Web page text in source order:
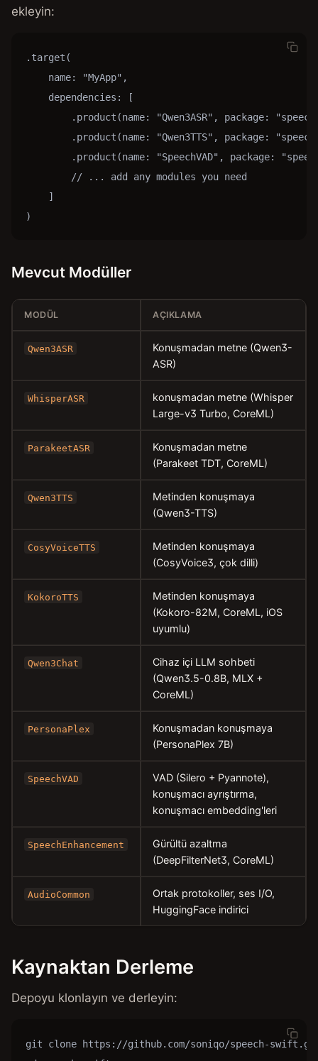
ekleyin:
.target(
    name: "MyApp",
    dependencies: [
.product(name: "Qwen3ASR", package:
.product(name: "Qwen3TTS", package:
.product(name: "SpeechVAD", package:
        // ... add any modules you need
    ]
)
Mevcut Modüller
MODÜL AÇIKLAMA
Qwen3ASR
Konuşmadan metne (Qwen3-
ASR)
WhisperASR
konuşmadan metne (Whisper
Large-v3 Turbo, CoreML)
ParakeetASR
Konuşmadan metne
(Parakeet TDT, CoreML)
Qwen3TTS
Metinden konuşmaya
(Qwen3-TTS)
CosyVoiceTTS
Metinden konuşmaya
(CosyVoice3, çok dilli)
KokoroTTS
Metinden konuşmaya
(Kokoro-82M, CoreML, iOS
uyumlu)
Qwen3Chat
Cihaz içi LLM sohbeti
(Qwen3.5-0.8B, MLX +
CoreML)
PersonaPlex
Konuşmadan konuşmaya
(PersonaPlex 7B)
SpeechVAD
VAD (Silero + Pyannote),
konuşmacı ayrıştırma,
konuşmacı embedding'leri
SpeechEnhancement
Gürültü azaltma
(DeepFilterNet3, CoreML)
AudioCommon
Ortak protokoller, ses I/O,
HuggingFace indirici
Kaynaktan Derleme
Depoyu klonlayın ve derleyin:
git clone https://github.com/soniqo/speech-